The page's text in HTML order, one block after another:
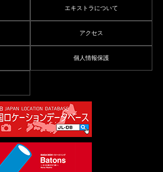
エキストラについて
アクセス
個人情報保護